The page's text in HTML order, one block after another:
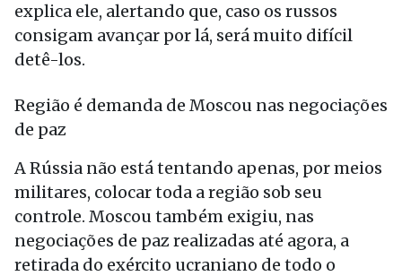
explica ele, alertando que, caso os russos
consigam avançar por lá, será muito difícil
detê-los.
Região é demanda de Moscou nas negociações
de paz
A Rússia não está tentando apenas, por meios
militares, colocar toda a região sob seu
controle. Moscou também exigiu, nas
negociações de paz realizadas até agora, a
retirada do exército ucraniano de todo o